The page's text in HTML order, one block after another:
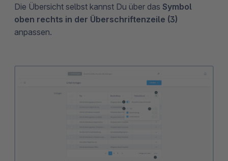
Die Übersicht selbst kannst Du über das Symbol
oben rechts in der Überschriftenzeile (3)
anpassen.